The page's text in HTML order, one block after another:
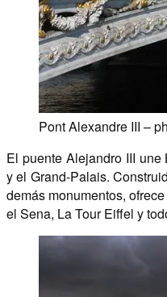
Pont Alexandre III –
El puente Alejandro III
y el Grand-Palais.
demás monumentos,
el Sena, La Tour Eiffel y